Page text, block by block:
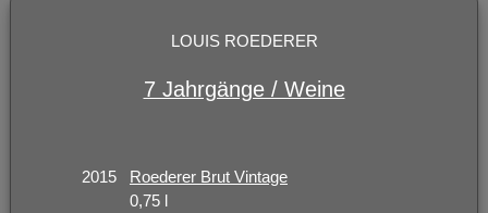
LOUIS ROEDERER
7 Jahrgänge / Weine
2015
Roederer Brut Vintage
0,75 l